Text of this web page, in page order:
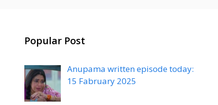
Popular Post
Anupama written episode today:
15 Fabruary 2025